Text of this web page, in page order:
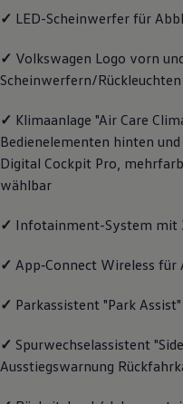
Live
Magazin
Transport
Familie
Pannen- und
Volkswagen
✓ LED-Scheinwerfer für
✓ Volkswagen Logo vorn
Scheinwerfern/
✓ Klimaanlage "Air Care
Bedienelementen hinten
Digital Cockpit Pro,
wählbar
✓ Infotainment-System mit
✓ App‑Connect Wireless für
✓ Parkassistent "Park
✓ Spurwechselassistent
Ausstiegswarnung